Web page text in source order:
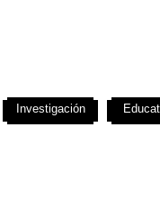
Investigación